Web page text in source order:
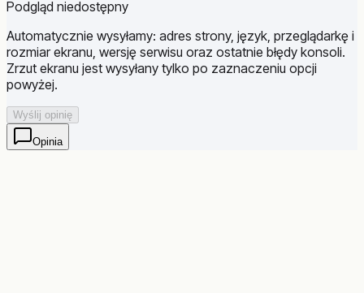
Podgląd niedostępny
Automatycznie wysyłamy: adres strony, język, przeglądarkę i
rozmiar ekranu, wersję serwisu oraz ostatnie błędy konsoli.
Zrzut ekranu jest wysyłany tylko po zaznaczeniu opcji
powyżej.
Wyślij opinię
Opinia